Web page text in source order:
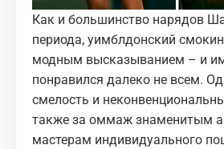
Как и большинство нарядов
периода, уимблдонский
модным высказыванием – и
понравился далеко не всем.
смелость и
также за оммаж знаменитым
мастерам индивидуального